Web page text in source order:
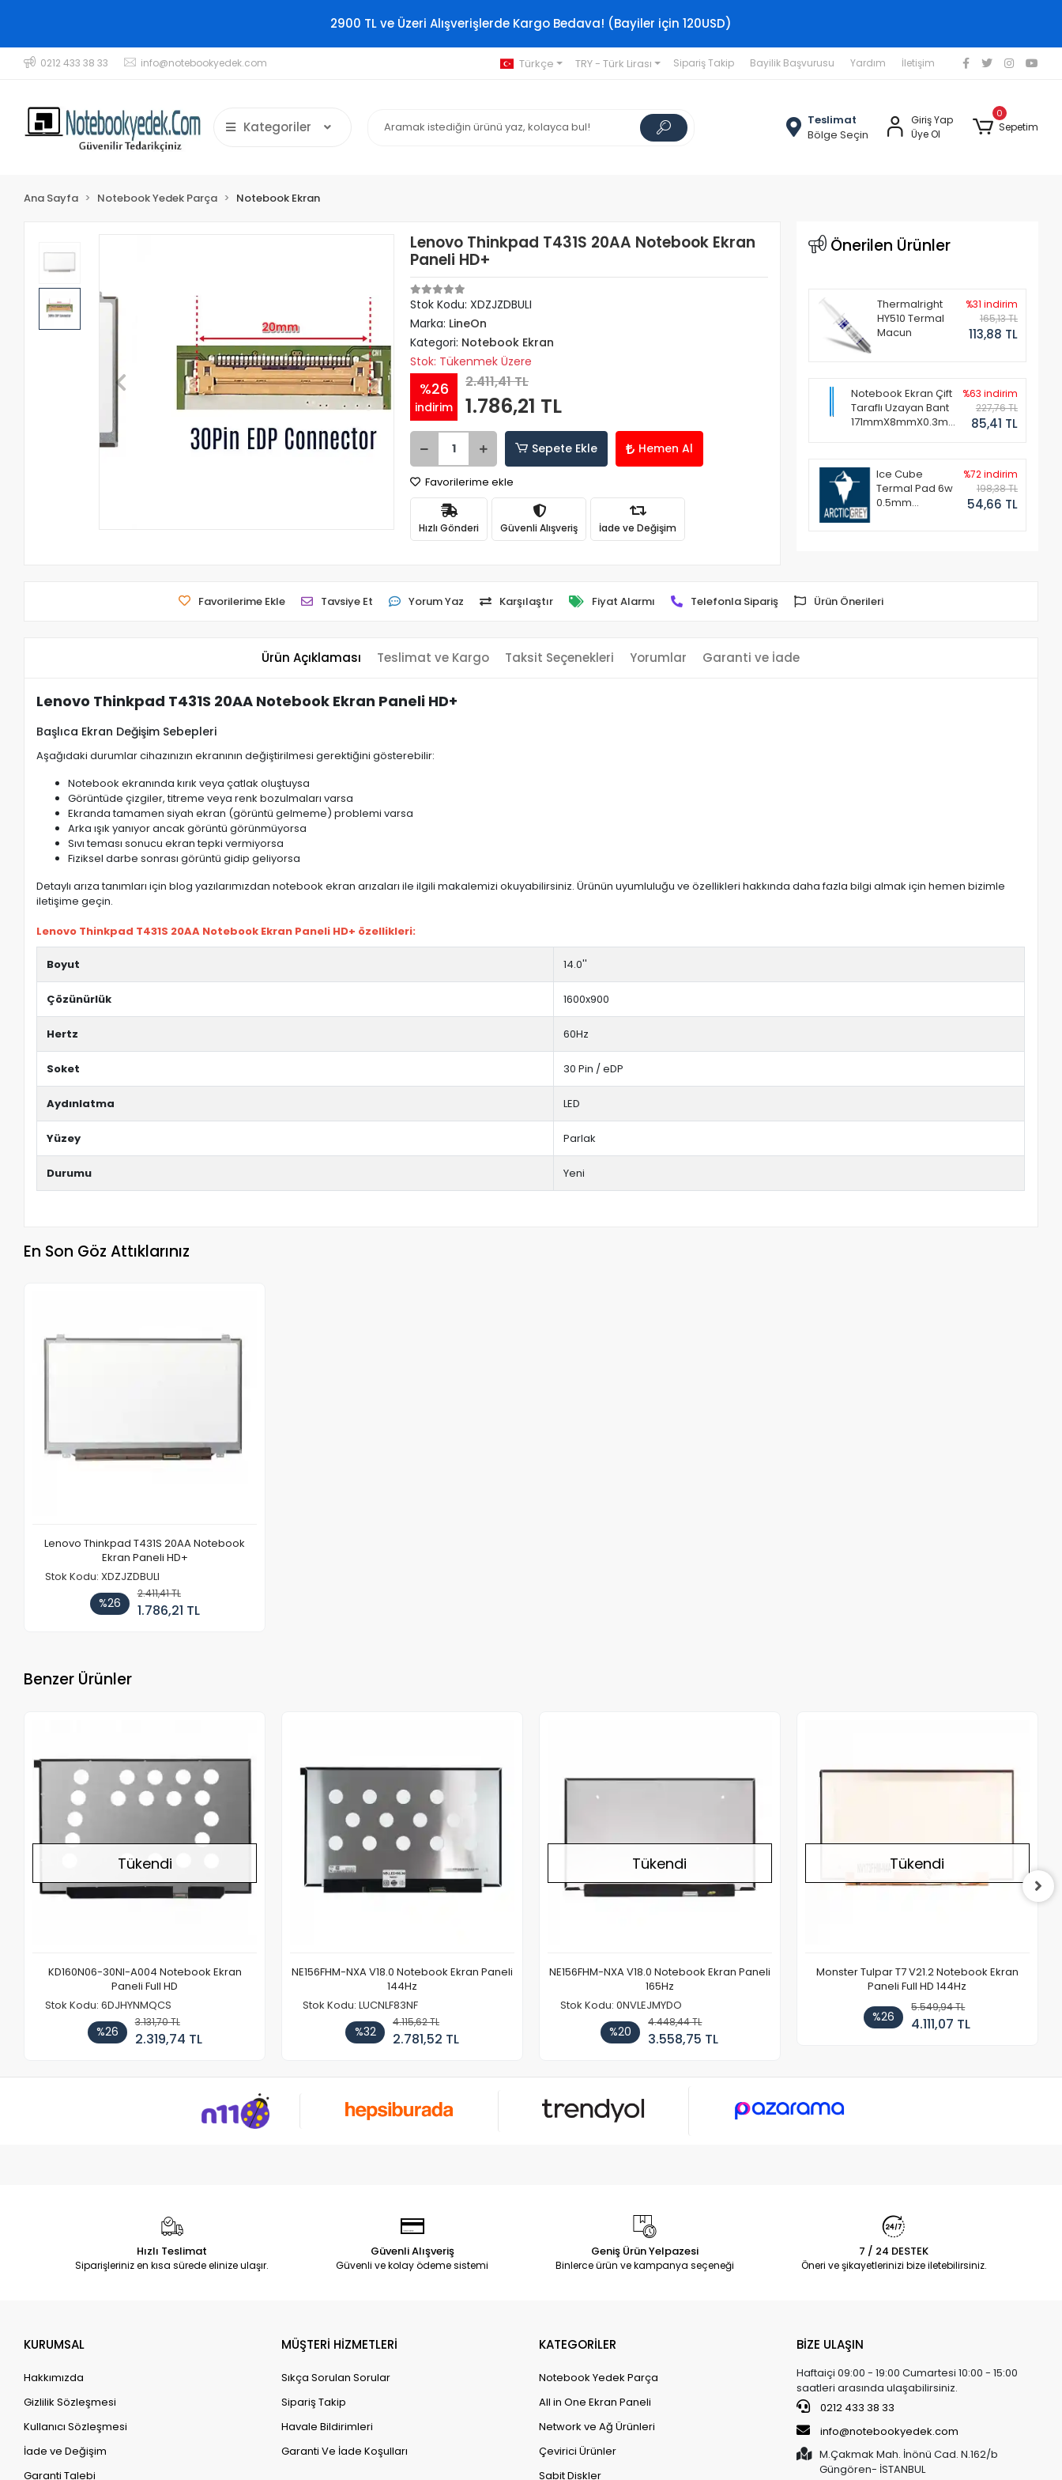
2900 TL ve Üzeri Alışverişlerde Kargo Bedava! (Bayiler için 120USD)
0212 433 38 33 info@notebookyedek.com Türkçe TRY - Türk Lirası Sipariş Takip Bayilik Başvurusu Yardım İletişim
Kategoriler
Teslimat
Bölge Seçin
Giriş Yap
Üye Ol
0
Sepetim
Ana Sayfa Notebook Yedek Parça Notebook Ekran
Lenovo Thinkpad T431S 20AA Notebook Ekran
Paneli HD+
Stok Kodu: XDZJZDBULI
Marka: LineOn
Kategori: Notebook Ekran
Stok: Tükenmek Üzere
%26
indirim
2.411,41 TL
1.786,21 TL
Sepete Ekle Hemen Al
Favorilerime ekle
Hızlı Gönderi Güvenli Alışveriş İade ve Değişim
Önerilen Ürünler
Thermalright
HY510 Termal
Macun
%31 indirim
165,13 TL
113,88 TL
Notebook Ekran Çift
Taraflı Uzayan Bant
171mmX8mmX0.3mm
%63 indirim
227,76 TL
85,41 TL
Ice Cube
Termal Pad 6w
0.5mm
%72 indirim
198,38 TL
54,66 TL
Favorilerime Ekle Tavsiye Et Yorum Yaz Karşılaştır Fiyat Alarmı Telefonla Sipariş Ürün Önerileri
Ürün Açıklaması Teslimat ve Kargo Taksit Seçenekleri Yorumlar Garanti ve İade
Lenovo Thinkpad T431S 20AA Notebook Ekran Paneli HD+
Başlıca Ekran Değişim Sebepleri
Aşağıdaki durumlar cihazınızın ekranının değiştirilmesi gerektiğini gösterebilir:
Notebook ekranında kırık veya çatlak oluştuysa
Görüntüde çizgiler, titreme veya renk bozulmaları varsa
Ekranda tamamen siyah ekran (görüntü gelmeme) problemi varsa
Arka ışık yanıyor ancak görüntü görünmüyorsa
Sıvı teması sonucu ekran tepki vermiyorsa
Fiziksel darbe sonrası görüntü gidip geliyorsa
Detaylı arıza tanımları için blog yazılarımızdan notebook ekran arızaları ile ilgili makalemizi okuyabilirsiniz. Ürünün uyumluluğu ve özellikleri hakkında daha fazla bilgi almak için hemen bizimle
iletişime geçin.
Lenovo Thinkpad T431S 20AA Notebook Ekran Paneli HD+ özellikleri:
Boyut 14.0''
Çözünürlük 1600x900
Hertz 60Hz
Soket 30 Pin / eDP
Aydınlatma LED
Yüzey Parlak
Durumu Yeni
En Son Göz Attıklarınız
Lenovo Thinkpad T431S 20AA Notebook
Ekran Paneli HD+
Stok Kodu: XDZJZDBULI
%26
2.411,41 TL
1.786,21 TL
Benzer Ürünler
Tükendi
KD160N06-30NI-A004 Notebook Ekran
Paneli Full HD
Stok Kodu: 6DJHYNMQCS
%26
3.131,70 TL
2.319,74 TL
NE156FHM-NXA V18.0 Notebook Ekran Paneli
144Hz
Stok Kodu: LUCNLF83NF
%32
4.115,62 TL
2.781,52 TL
Tükendi
NE156FHM-NXA V18.0 Notebook Ekran Paneli
165Hz
Stok Kodu: 0NVLEJMYDO
%20
4.448,44 TL
3.558,75 TL
Tükendi
Monster Tulpar T7 V21.2 Notebook Ekran
Paneli Full HD 144Hz
%26
5.549,94 TL
4.111,07 TL
Hızlı Teslimat
Siparişleriniz en kısa sürede elinize ulaşır.
Güvenli Alışveriş
Güvenli ve kolay ödeme sistemi
Geniş Ürün Yelpazesi
Binlerce ürün ve kampanya seçeneği
7 / 24 DESTEK
Öneri ve şikayetlerinizi bize iletebilirsiniz.
KURUMSAL
Hakkımızda
Gizlilik Sözleşmesi
Kullanıcı Sözleşmesi
İade ve Değişim
Garanti Talebi
MÜŞTERİ HİZMETLERİ
Sıkça Sorulan Sorular
Sipariş Takip
Havale Bildirimleri
Garanti Ve İade Koşulları
KATEGORİLER
Notebook Yedek Parça
All in One Ekran Paneli
Network ve Ağ Ürünleri
Çevirici Ürünler
Sabit Diskler
BİZE ULAŞIN
Haftaiçi 09:00 - 19:00 Cumartesi 10:00 - 15:00
saatleri arasında ulaşabilirsiniz.
0212 433 38 33
info@notebookyedek.com
M.Çakmak Mah. İnönü Cad. N.162/b
Güngören- İSTANBUL